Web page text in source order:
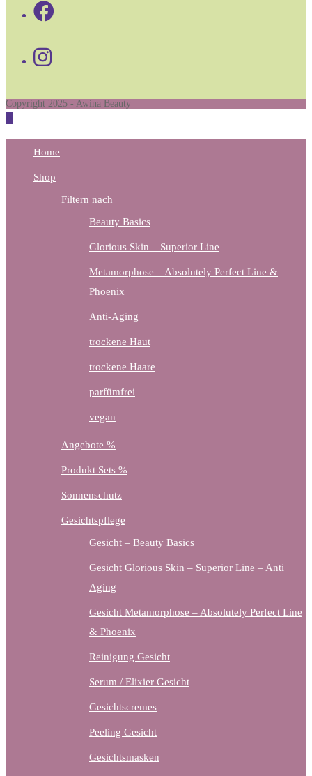
tab
Copyright 2025 - Awina Beauty
Home
Shop
Filtern nach
Beauty Basics
Glorious Skin – Superior Line
Metamorphose – Absolutely Perfect Line &
Phoenix
Anti-Aging
trockene Haut
trockene Haare
parfümfrei
vegan
Angebote %
Produkt Sets %
Sonnenschutz
Gesichtspflege
Gesicht – Beauty Basics
Gesicht Glorious Skin – Superior Line – Anti
Aging
Gesicht Metamorphose – Absolutely Perfect Line
& Phoenix
Reinigung Gesicht
Serum / Elixier Gesicht
Gesichtscremes
Peeling Gesicht
Gesichtsmasken